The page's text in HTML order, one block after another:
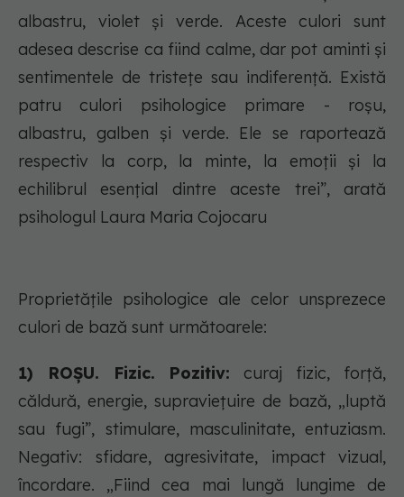
albastru, violet și verde. Aceste culori sunt
adesea descrise ca fiind calme, dar pot aminti și
sentimentele de tristețe sau indiferență. Există
patru culori psihologice primare - roșu,
albastru, galben și verde. Ele se raportează
respectiv la corp, la minte, la emoții și la
echilibrul esențial dintre aceste trei”, arată
psihologul Laura Maria Cojocaru
Proprietățile psihologice ale celor unsprezece
culori de bază sunt următoarele:
1) ROȘU. Fizic. Pozitiv: curaj fizic, forță,
căldură, energie, supraviețuire de bază, „luptă
sau fugi”, stimulare, masculinitate, entuziasm.
Negativ: sfidare, agresivitate, impact vizual,
încordare. „Fiind cea mai lungă lungime de